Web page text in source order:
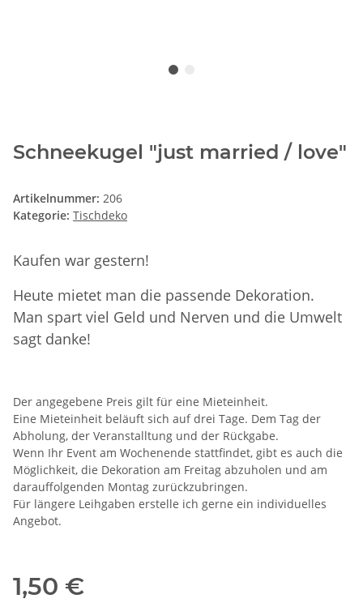
Schneekugel "just married / love"
Artikelnummer: 206
Kategorie: Tischdeko
Kaufen war gestern!
Heute mietet man die passende Dekoration.
Man spart viel Geld und Nerven und die Umwelt
sagt danke!
Der angegebene Preis gilt für eine Mieteinheit.
Eine Mieteinheit beläuft sich auf drei Tage. Dem Tag der
Abholung, der Veranstalltung und der Rückgabe.
Wenn Ihr Event am Wochenende stattfindet, gibt es auch die
Möglichkeit, die Dekoration am Freitag abzuholen und am
darauffolgenden Montag zurückzubringen.
Für längere Leihgaben erstelle ich gerne ein individuelles
Angebot.
1,50 €